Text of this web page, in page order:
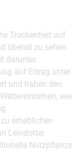
Trockenheit auf
überall zu sehen
darunter.
auf Ertrag unter
und haben den
wie
erheblichen
Leindotter
Nutzpflanze